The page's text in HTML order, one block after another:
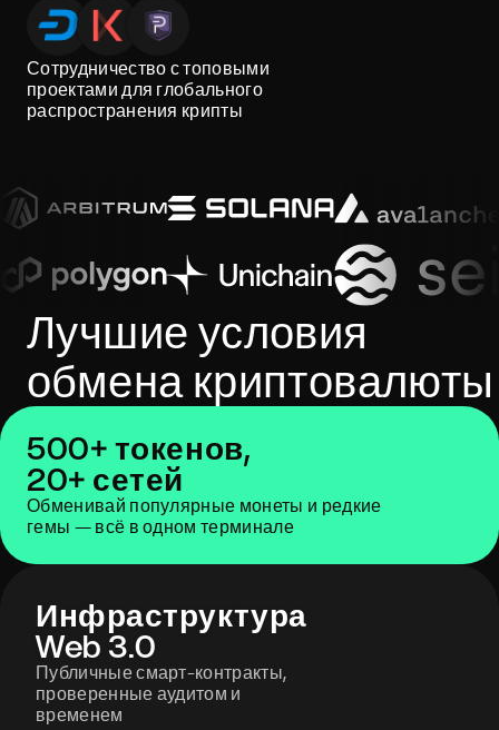
Сотрудничество с топовыми
проектами для глобального
распространения крипты
Лучшие условия
обмена криптовалюты
500+ токенов,
20+ сетей
Обменивай популярные монеты и редкие
гемы — всё в одном терминале
Инфраструктура
Web 3.0
Публичные смарт-контракты,
проверенные аудитом и
временем